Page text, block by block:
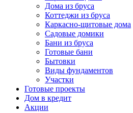
Дома из бруса
Коттеджи из бруса
Каркасно-щитовые дома
Садовые домики
Бани из бруса
Готовые бани
Бытовки
Виды фундаментов
Участки
Готовые проекты
Дом в кредит
Акции